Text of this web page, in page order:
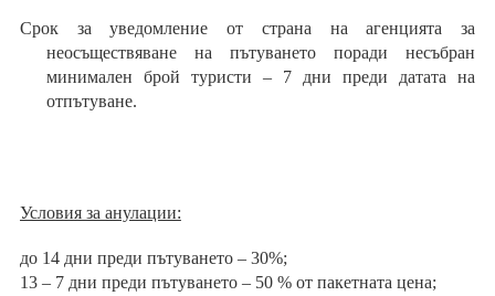
Срок за уведомление от страна на агенцията за
неосъществяване на пътуването поради
несъбран
минимален брой туристи – 7 дни преди датата на
отпътуване.
Условия за анулации:
до 14 дни преди пътуването – 30%;
13 – 7 дни преди пътуването – 50 % от пакетната цена;